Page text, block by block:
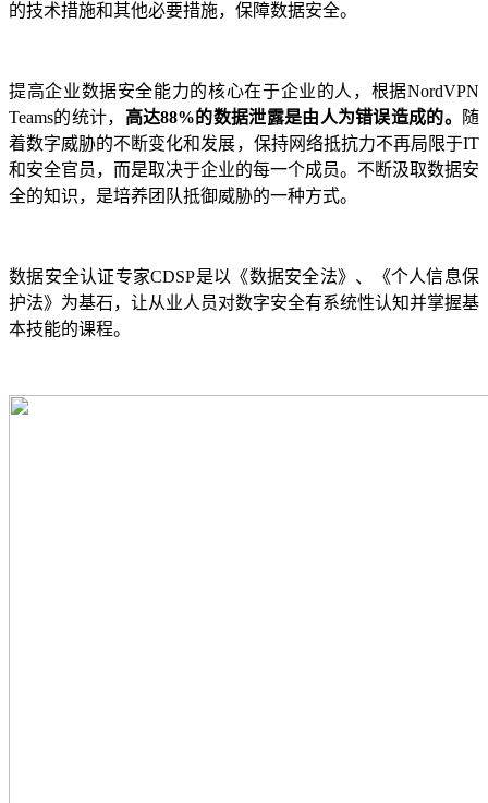
的技术措施和其他必要措施，保障数据安全。
提高企业数据安全能力的核心在于企业的人，根据NordVPN
Teams的统计， 高达88%的数据泄露是由人为错误造成的。
随
着数字威胁的不断变化和发展，保持网络抵抗力不再局限于IT
和安全官员，而是取决于企业的每一个成员。不断汲取数据安
全的知识，是培养团队抵御威胁的一种方式。
数据安全认证专家CDSP是以《数据安全法》、《个人信息保
护法》为基石，让从业人员对数字安全有系统性认知并掌握基
本技能的课程。